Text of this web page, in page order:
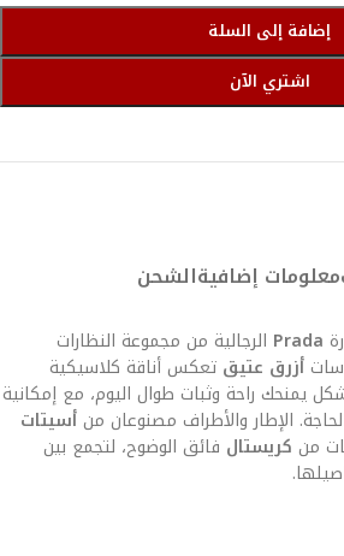
إضافة إلى السلة
اشتري الآن
معلومات إضافيةالشحن
Prada الرجالية من مجموعة النظارات
أزرق عتيق تعكس أناقة كلاسيكية
يمنحك راحة وثبات طوال اليوم، مع إمكانية
الإطار والأطراف مصنوعان من أسيتات
من كريستال فائق الوضوح، لتجمع بين